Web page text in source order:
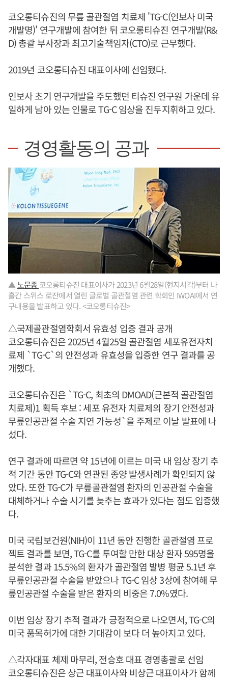
코오롱티슈진의 무릎 골관절염 치료제 'TG-C(인보사 미국
개발명)' 연구개발에 참여한 뒤 코오롱티슈진 연구개발(R&
D) 총괄 부사장과 최고기술책임자(CTO)로 근무했다.
2019년 코오롱티슈진 대표이사에 선임됐다.
인보사 초기 연구개발을 주도했던 티슈진 연구원 가운데 유
일하게 남아 있는 인물로 TG-C 임상을 진두지휘하고 있다.
경영활동의 공과
▲노문종 코오롱티슈진 대표이사가 2023년 6월28일(현지시각)부터 나
흘간 스위스 로잔에서 열린 글로벌 골관절염 관련 학회인 IWOAI에서 연
구내용을 발표하고 있다. <코오롱티슈진>
△국제골관절염학회서 유효성 입증 결과 공개
코오롱티슈진은 2025년 4월25일 골관절염 세포유전자치
료제 `TG-C`의 안전성과 유효성을 입증한 연구 결과를 공
개했다.
코오롱티슈진은 `TG-C, 최초의 DMOAD(근본적 골관절염
치료제)1 획득 후보 : 세포 유전자 치료제의 장기 안전성과
무릎인공관절 수술 지연 가능성`을 주제로 이날 발표에 나
섰다.
연구 결과에 따르면 약 15년에 이르는 미국 내 임상 장기 추
적 기간 동안 TG-C와 연관된 종양 발생사례가 확인되지 않
았다. 또한 TG-C가 무릎골관절염 환자의 인공관절 수술을
대체하거나 수술 시기를 늦추는 효과가 있다는 점도 입증했
다.
미국 국립보건원(NIH)이 11년 동안 진행한 골관절염 프로
젝트 결과를 보면, TG-C를 투여할 만한 대상 환자 595명을
분석한 결과 15.5%의 환자가 골관절염 발병 평균 5.1년 후
무릎인공관절 수술을 받았으나 TG-C 임상 3상에 참여해 무
릎인공관절 수술을 받은 환자의 비중은 7.0%였다.
이번 임상 장기 추적 결과가 긍정적으로 나오면서, TG-C의
미국 품목허가에 대한 기대감이 보다 더 높아지고 있다.
△각자대표 체제 마무리, 전승호 대표 경영총괄로 선임
코오롱티슈진은 상근 대표이사와 비상근 대표이사가 함께